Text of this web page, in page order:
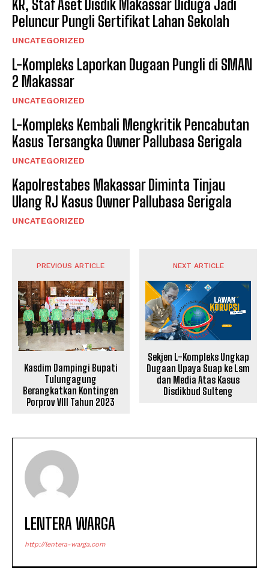
KR, Staf Aset Disdik Makassar Diduga Jadi
Peluncur Pungli Sertifikat Lahan Sekolah
UNCATEGORIZED
L-Kompleks Laporkan Dugaan Pungli di SMAN
2 Makassar
UNCATEGORIZED
L-Kompleks Kembali Mengkritik Pencabutan
Kasus Tersangka Owner Pallubasa Serigala
UNCATEGORIZED
Kapolrestabes Makassar Diminta Tinjau
Ulang RJ Kasus Owner Pallubasa Serigala
UNCATEGORIZED
PREVIOUS ARTICLE
Kasdim Dampingi Bupati
Tulungagung
Berangkatkan Kontingen
Porprov VIII Tahun 2023
NEXT ARTICLE
Sekjen L-Kompleks Ungkap
Dugaan Upaya Suap ke Lsm
dan Media Atas Kasus
Disdikbud Sulteng
LENTERA WARGA
http://lentera-warga.com